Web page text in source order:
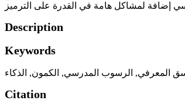
Description
Keywords
المعرفي, الرسوب المدرسي, الكمون, الذكاء
Citation